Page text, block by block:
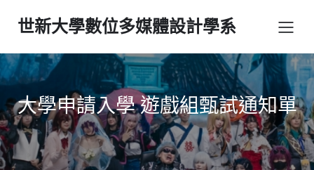
世新大學數位多媒體設計學系
大學申請入學 遊戲組甄試通知單